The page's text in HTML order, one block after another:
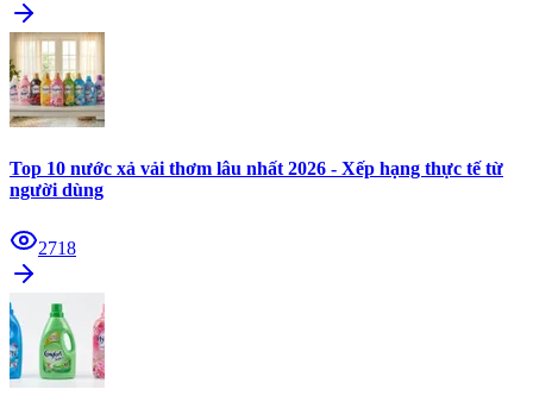
Top 10 nước xả vải thơm lâu nhất 2026 - Xếp hạng thực tế từ
người dùng
2718